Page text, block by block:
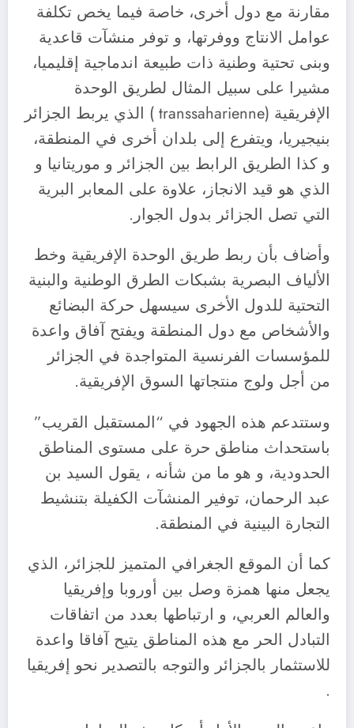
مقارنة مع دول أخرى، خاصة فيما يخص تكلفة
عوامل الانتاج ووفرتها، و توفر منشآت قاعدية
وبنى تحتية وطنية ذات طبيعة اندماجية إقليميا،
مشيرا على سبيل المثال لطريق الوحدة
الإفريقية (transsaharienne ) الذي يربط الجزائر
بنيجيريا، ويتفرع إلى بلدان أخرى في المنطقة،
و كذا الطريق الرابط بين الجزائر و موريتانيا و
الذي هو قيد الانجاز، علاوة على المعابر البرية
التي تصل الجزائر بدول الجوار.
وأضاف بأن ربط طريق الوحدة الإفريقية وخط
الألياف البصرية بشبكات الطرق الوطنية والبنية
التحتية للدول الأخرى سيسهل حركة البضائع
والأشخاص مع دول المنطقة ويفتح آفاق واعدة
للمؤسسات الفرنسية المتواجدة في الجزائر
من أجل ولوج منتجاتها السوق الإفريقية.
وستتدعم هذه الجهود في “المستقبل القريب”
باستحداث مناطق حرة على مستوى المناطق
الحدودية، و هو ما من شأنه ، يقول السيد بن
عبد الرحمان، توفير المنشآت الكفيلة بتنشيط
التجارة البينية في المنطقة.
كما أن الموقع الجغرافي المتميز للجزائر، الذي
يجعل منها همزة وصل بين أوروبا وإفريقيا
والعالم العربي، و ارتباطها بعدد من اتفاقات
التبادل الحر مع هذه المناطق يتيح آفاقا واعدة
للاستثمار بالجزائر والتوجه بالتصدير نحو إفريقيا
.